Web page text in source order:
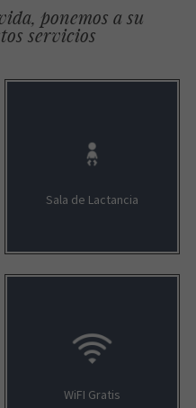
ponemos a su
servicios
Sala de Lactancia
WiFI Gratis